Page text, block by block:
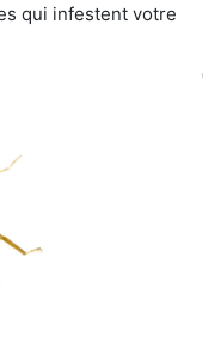
qui infestent votre